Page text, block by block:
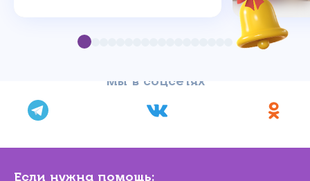
Мы в соцсетях
Если нужна помощь: